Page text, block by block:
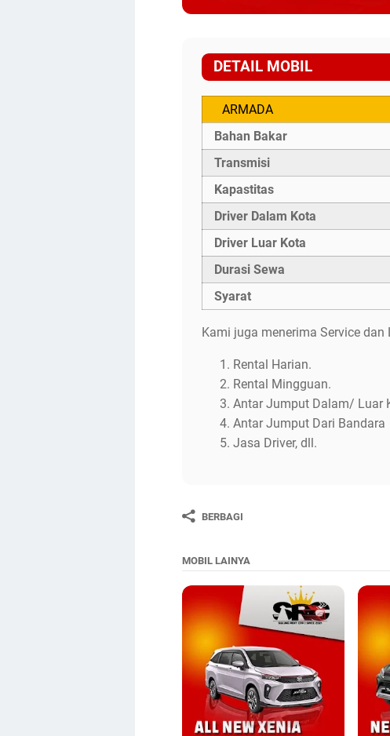
DETAIL MOBIL
ARMADA
Bahan Bakar
Transmisi
Kapastitas
Driver Dalam Kota
Driver Luar Kota
Durasi Sewa
Syarat
Kami juga menerima Service
Rental Harian.
Rental Mingguan.
Antar Jumput Dalam/ Luar
Antar Jumput Dari Bandara
Jasa Driver, dll.
BERBAGI
MOBIL LAINYA